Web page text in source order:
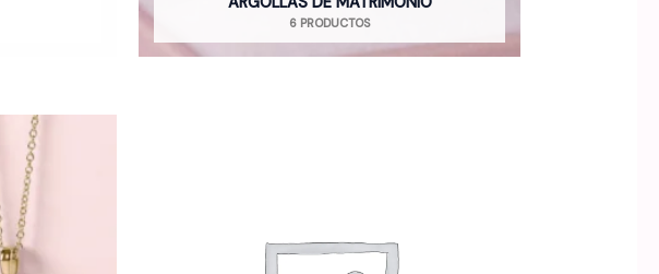
6 PRODUCTOS